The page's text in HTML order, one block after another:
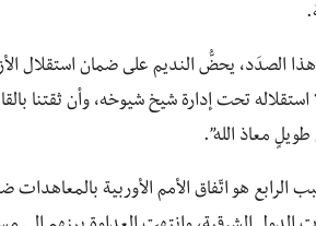
الصدَد، يحضُّ النديم على ضمان استقلال
استقلاله تحت إدارة شيخ شيوخه، وأن ثقتنا
معاذ الله”.
الرابع هو اتّفاق الأمم الأوربية